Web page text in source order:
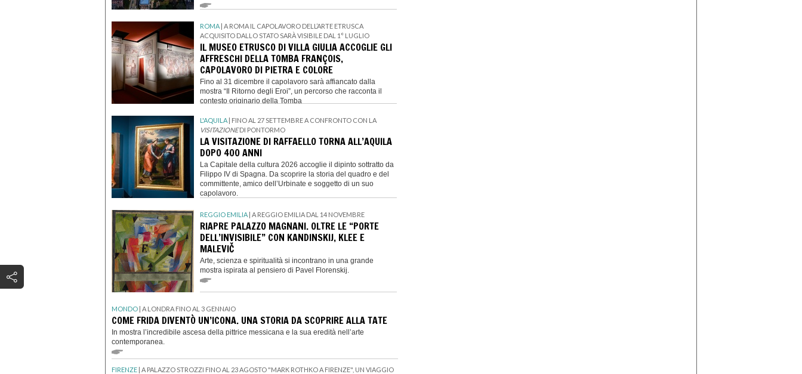
ROMA | A ROMA IL CAPOLAVORO DELL’ARTE ETRUSCA
ACQUISITO DALLO STATO SARÀ VISIBILE DAL 1° LUGLIO
IL MUSEO ETRUSCO DI VILLA GIULIA ACCOGLIE GLI
AFFRESCHI DELLA TOMBA FRANÇOIS,
CAPOLAVORO DI PIETRA E COLORE
Fino al 31 dicembre il capolavoro sarà affiancato dalla
mostra “Il Ritorno degli Eroi”, un percorso che racconta il
contesto originario della Tomba
L'AQUILA | FINO AL 27 SETTEMBRE A CONFRONTO CON LA
VISITAZIONEDI PONTORMO
LA VISITAZIONE DI RAFFAELLO TORNA ALL’AQUILA
DOPO 400 ANNI
La Capitale della cultura 2026 accoglie il dipinto sottratto da
Filippo IV di Spagna. Da scoprire la storia del quadro e del
committente, amico dell’Urbinate e soggetto di un suo
capolavoro.
REGGIO EMILIA | A REGGIO EMILIA DAL 14 NOVEMBRE
RIAPRE PALAZZO MAGNANI. OLTRE LE “PORTE
DELL’INVISIBILE” CON KANDINSKIJ, KLEE E
MALEVIČ
Arte, scienza e spiritualità si incontrano in una grande
mostra ispirata al pensiero di Pavel Florenskij.
MONDO | A LONDRA FINO AL 3 GENNAIO
COME FRIDA DIVENTÒ UN’ICONA. UNA STORIA DA SCOPRIRE ALLA TATE
In mostra l’incredibile ascesa della pittrice messicana e la sua eredità nell’arte
contemporanea.
FIRENZE | A PALAZZO STROZZI FINO AL 23 AGOSTO "MARK ROTHKO A FIRENZE", UN VIAGGIO